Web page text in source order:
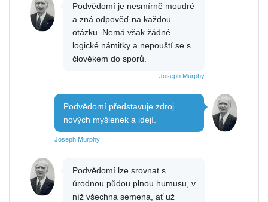
Podvědomí je nesmírně moudré
a zná odpověď na každou
otázku. Nemá však žádné
logické námitky a nepouští se s
člověkem do sporů.
Joseph Murphy
Podvědomí představuje zdroj
nových myšlenek a idejí.
Joseph Murphy
Podvědomí lze srovnat s
úrodnou půdou plnou humusu, v
níž všechna semena, ať už